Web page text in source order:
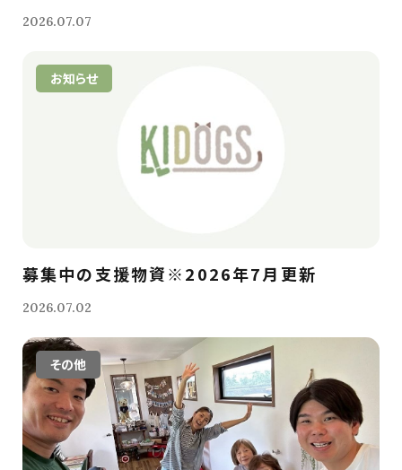
2026.07.07
お知らせ
募集中の支援物資※2026年7月更新
2026.07.02
その他